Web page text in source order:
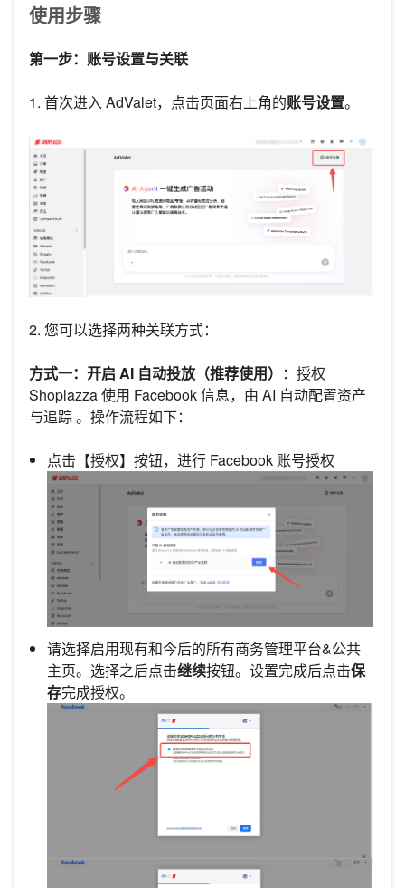
使用步骤
第一步：账号设置与关联
1. 首次进入 AdValet，点击页面右上角的账号设置。
2. 您可以选择两种关联方式：
方式一：开启 AI 自动投放（推荐使用） ：授权
Shoplazza 使用 Facebook 信息，由 AI 自动配置资产
与追踪 。操作流程如下：
点击【授权】按钮，进行 Facebook 账号授权
请选择启用现有和今后的所有商务管理平台&公共
主页。选择之后点击继续按钮。设置完成后点击保
存完成授权。